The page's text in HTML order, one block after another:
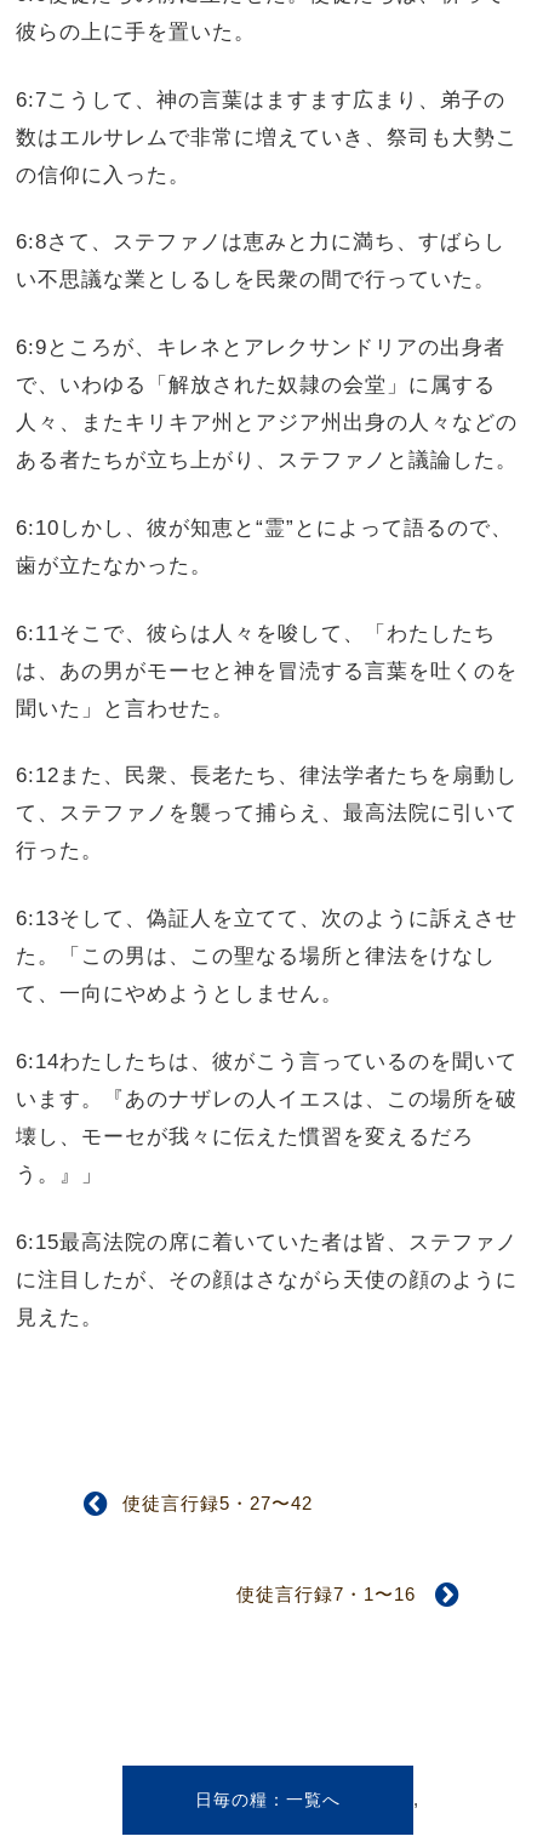
彼らの上に手を置いた。
6:7こうして、神の言葉はますます広まり、弟子の
数はエルサレムで非常に増えていき、祭司も大勢こ
の信仰に入った。
6:8さて、ステファノは恵みと力に満ち、すばらし
い不思議な業としるしを民衆の間で行っていた。
6:9ところが、キレネとアレクサンドリアの出身者
で、いわゆる「解放された奴隷の会堂」に属する
人々、またキリキア州とアジア州出身の人々などの
ある者たちが立ち上がり、ステファノと議論した。
6:10しかし、彼が知恵と“霊”とによって語るので、
歯が立たなかった。
6:11そこで、彼らは人々を唆して、「わたしたち
は、あの男がモーセと神を冒涜する言葉を吐くのを
聞いた」と言わせた。
6:12また、民衆、長老たち、律法学者たちを扇動し
て、ステファノを襲って捕らえ、最高法院に引いて
行った。
6:13そして、偽証人を立てて、次のように訴えさせ
た。「この男は、この聖なる場所と律法をけなし
て、一向にやめようとしません。
6:14わたしたちは、彼がこう言っているのを聞いて
います。『あのナザレの人イエスは、この場所を破
壊し、モーセが我々に伝えた慣習を変えるだろ
う。』」
6:15最高法院の席に着いていた者は皆、ステファノ
に注目したが、その顔はさながら天使の顔のように
見えた。
使徒言行録5・27〜42
使徒言行録7・1〜16
日毎の糧 ,